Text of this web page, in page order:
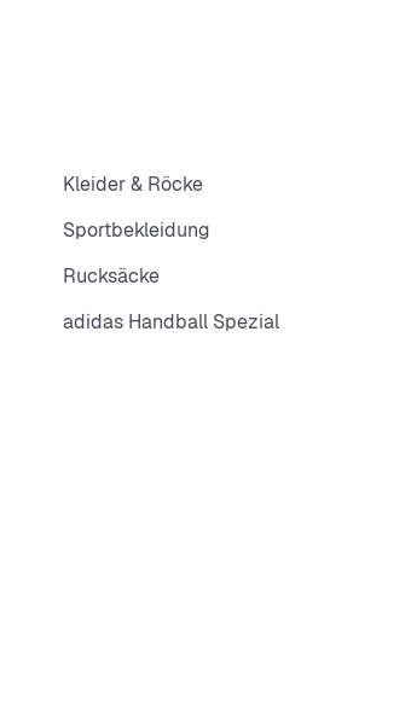
Kleider & Röcke
Sportbekleidung
Rucksäcke
adidas Handball Spezial